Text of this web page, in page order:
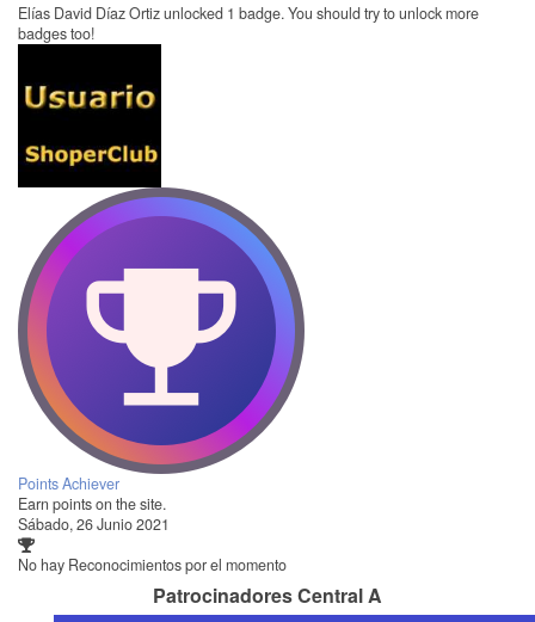
Elías David Díaz Ortiz unlocked 1 badge. You should try to unlock more
badges too!
Points Achiever
Earn points on the site.
Sábado, 26 Junio 2021
No hay Reconocimientos por el momento
Patrocinadores Central A